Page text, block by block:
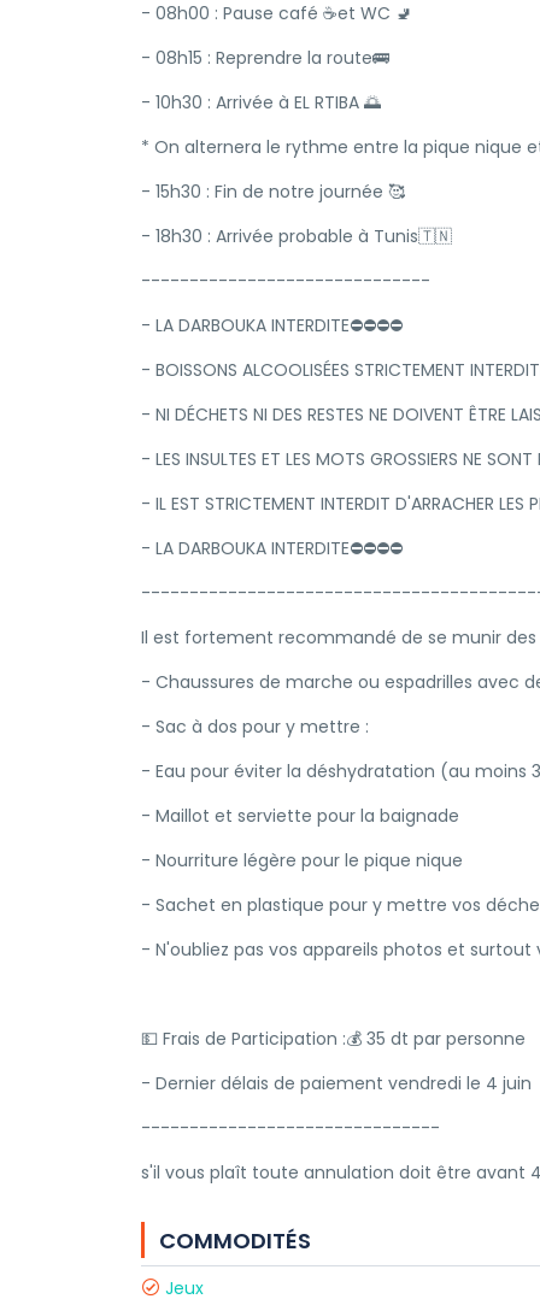
- 08h00 : Pause café ☕et WC 🚽
- 08h15 : Reprendre la route🚌
- 10h30 : Arrivée à EL RTIBA 🌅
* On alternera le rythme entre la pique nique
- 15h30 : Fin de notre journée 🥰
- 18h30 : Arrivée probable à Tunis🇹🇳
------------------------------
- LA DARBOUKA INTERDITE⛔⛔⛔⛔
- BOISSONS ALCOOLISÉES STRICTEMENT
- NI DÉCHETS NI DES RESTES NE DOIVENT ÊTRE
- LES INSULTES ET LES MOTS GROSSIERS NE SONT
- IL EST STRICTEMENT INTERDIT D'ARRACHER LES
- LA DARBOUKA INTERDITE⛔⛔⛔⛔
Il est fortement recommandé de se munir
- Chaussures de marche ou espadrilles avec
- Sac à dos pour y mettre :
- Eau pour éviter la déshydratation (au moins
- Maillot et serviette pour la baignade
- Nourriture légère pour le pique nique
- Sachet en plastique pour y mettre vos
- N'oubliez pas vos appareils photos et
💵 Frais de Participation :💰 35 dt par personne
- Dernier délais de paiement vendredi le 4 juin
-------------------------------
s'il vous plaît toute annulation doit être avant
COMMODITÉS
Jeux